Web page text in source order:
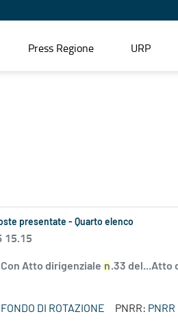
Press Regione URP
presentate - Quarto elenco
15.15
Con Atto dirigenziale n.33 del...Atto
FONDO DI ROTAZIONE PNRR: PNRR